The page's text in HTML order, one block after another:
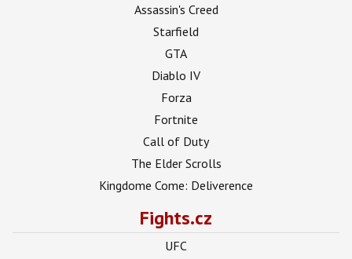
Assassin's Creed
Starfield
GTA
Diablo IV
Forza
Fortnite
Call of Duty
The Elder Scrolls
Kingdome Come: Deliverence
Fights.cz
UFC